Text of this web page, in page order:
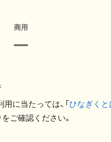
商用
に当たっては、「ひなぎくと
ご確認ください。